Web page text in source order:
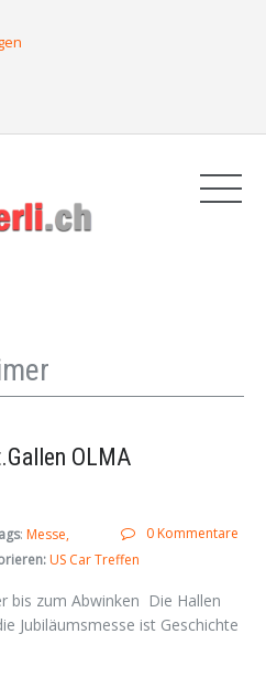
OLMA
0 Kommentare
: Messe
US Car Treffen
bis zum Abwinken Die Hallen
Jubiläumsmesse ist Geschichte